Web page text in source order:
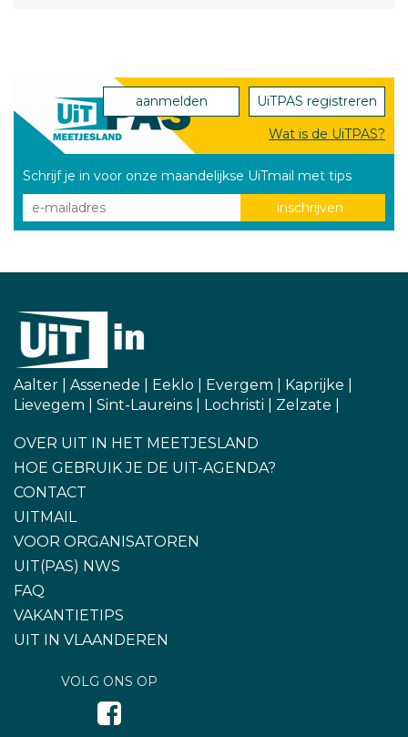
UiTPAS registreren
aanmelden
Wat is de UiTPAS?
Schrijf je in voor onze maandelijkse UiTmail met tips
Aalter Assenede Eeklo Evergem Kaprijke
Lievegem
Sint-Laureins Lochristi Zelzate
OVER UIT IN HET MEETJESLAND
HOE GEBRUIK JE DE UIT-AGENDA?
CONTACT
UITMAIL
VOOR ORGANISATOREN
UIT(PAS) NWS
FAQ
VAKANTIETIPS
UIT IN VLAANDEREN
VOLG ONS OP